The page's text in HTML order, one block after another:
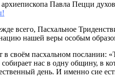
всего, Пасхальное
нашей веры особым
своём пасхальном послании:
нас в одну общину, в
день. И именно сие